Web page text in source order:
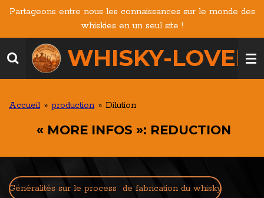
Passer
contenu
principal
WHISKY-
Partageons entre nous les connaissances sur le monde des
whiskies en un seul site !
Accueil » production » Dilution
« MORE INFOS »: REDUCTION
Généralités sur le process de fabrication du whisky